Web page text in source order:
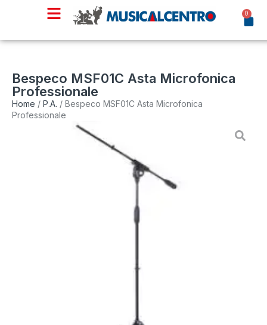
0
Bespeco MSF01C Asta Microfonica
Professionale
Home / P.A. / Bespeco MSF01C Asta Microfonica
Professionale